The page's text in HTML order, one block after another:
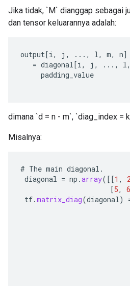
Jika tidak, `M` dianggap sebagai
dan tensor keluarannya adalah:
output[i, j , ..., l, m, n]
= diagonal[i, j , ..., l,
padding_value
dimana `d = n - m`, `diag_index =
Misalnya:
# The main diagonal .
diagonal = np .array( [[1 ,
[5, 6
tf.matrix_diag(diagonal)